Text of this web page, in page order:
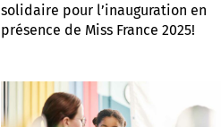
solidaire pour l’inauguration en
présence de Miss France 2025!